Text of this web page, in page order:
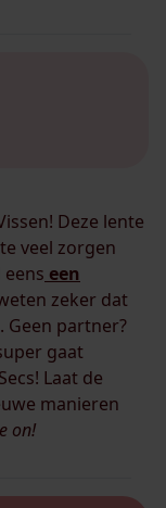
Deze lente
veel zorgen
een
zeker dat
Geen partner?
gaat
Laat de
manieren
on!